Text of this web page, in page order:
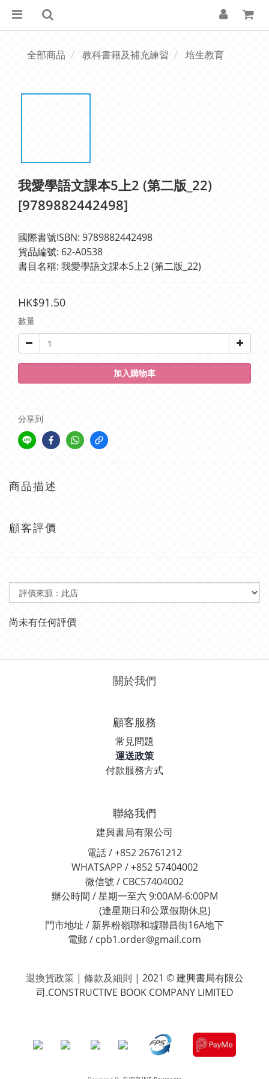
全部商品 教科書籍及補充練習 培生教育
我愛學語文課本5上2 (第二版_22)
[9789882442498]
國際書號ISBN: 9789882442498
貨品編號: 62-A0538
書目名稱: 我愛學語文課本5上2 (第二版_22)
HK$91.50
數量
加入購物車
分享到
商品描述
顧客評價
尚未有任何評價
關於我們
顧客服務
常見問題
運送政策
付款服務方式
聯絡我們
建興書局有限公司
電話 / +852 26761212
WHATSAPP / +852 57404002
微信號 / CBC57404002
辦公時間 / 星期一至六 9:00AM-6:00PM
(逢星期日和公眾假期休息)
門市地址 / 新界粉嶺聯和墟聯昌街16A地下
電郵 / cpb1.order@gmail.com
退換貨政策| 條款及細則 | 2021 © 建興書局有限公
司.CONSTRUCTIVE BOOK COMPANY LIMITED